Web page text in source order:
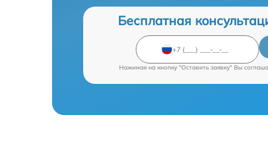
Бесплатная
Нажимая на кнопку "Оставить заявку" Вы